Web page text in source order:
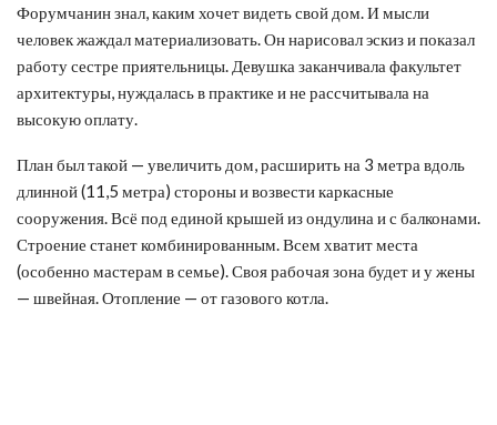
Форумчанин знал, каким хочет видеть свой дом. И мысли
человек жаждал материализовать. Он нарисовал эскиз и показал
работу сестре приятельницы. Девушка заканчивала факультет
архитектуры, нуждалась в практике и не рассчитывала на
высокую оплату.
План был такой — увеличить дом, расширить на 3 метра вдоль
длинной (11,5 метра) стороны и возвести каркасные
сооружения. Всё под единой крышей из ондулина и с балконами.
Строение станет комбинированным. Всем хватит места
(особенно мастерам в семье). Своя рабочая зона будет и у жены
— швейная. Отопление — от газового котла.